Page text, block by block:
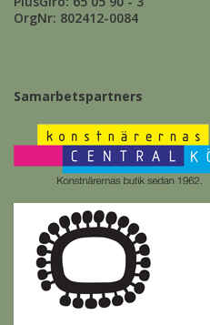
OrgNr: 802412-0084
Samarbetspartners